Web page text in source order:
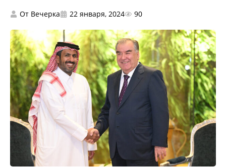
От Вечерка 22 января, 2024 90